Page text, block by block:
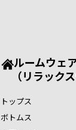
ルームウェ
（リラックス
トップス
ボトムス